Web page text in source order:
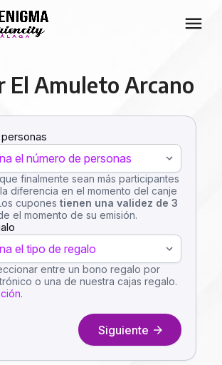
El Amuleto Arcano